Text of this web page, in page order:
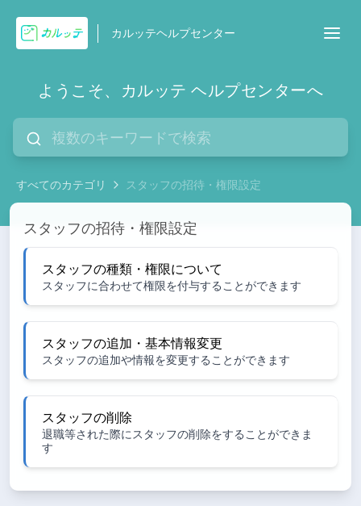
カルッテヘルプセンター
ようこそ、カルッテ ヘルプセンターへ
すべてのカテゴリ スタッフの招待・権限設定
スタッフの招待・権限設定
スタッフの招待・権限設定
スタッフの種類・権限について
スタッフに合わせて権限を付与することができます
スタッフの追加・基本情報変更
スタッフの追加や情報を変更することができます
スタッフの削除
退職等された際にスタッフの削除をすることができま
す